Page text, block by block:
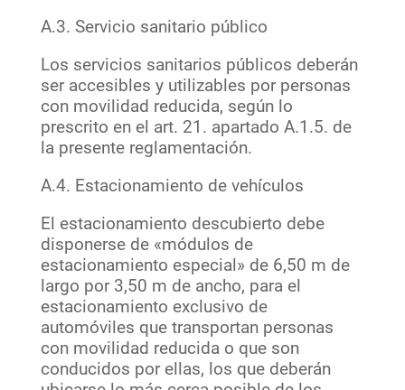
A.3. Servicio sanitario público
Los servicios sanitarios públicos deberán
ser accesibles y utilizables por personas
con movilidad reducida, según lo
prescrito en el art. 21. apartado A.1.5. de
la presente reglamentación.
A.4. Estacionamiento de vehículos
El estacionamiento descubierto debe
disponerse de «módulos de
estacionamiento especial» de 6,50 m de
largo por 3,50 m de ancho, para el
estacionamiento exclusivo de
automóviles que transportan personas
con movilidad reducida o que son
conducidos por ellas, los que deberán